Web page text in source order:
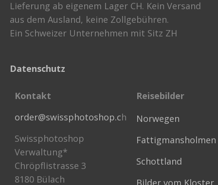
Lieferung ab eigenem Lager CH. Kein Versand
aus dem Ausland, keine Zollgebühren.
Ein Schweizer Unternehmen mit Sitz ZH
Datenschutz
Kontakt
Reisebilder
order@swissphotoshop.ch
Swissphotoshop
Verwaltung*
Chröpflistrasse 3
8180 Bülach
Norwegen
Fattigmansholmen
Schottland
Bilder vom Kloster